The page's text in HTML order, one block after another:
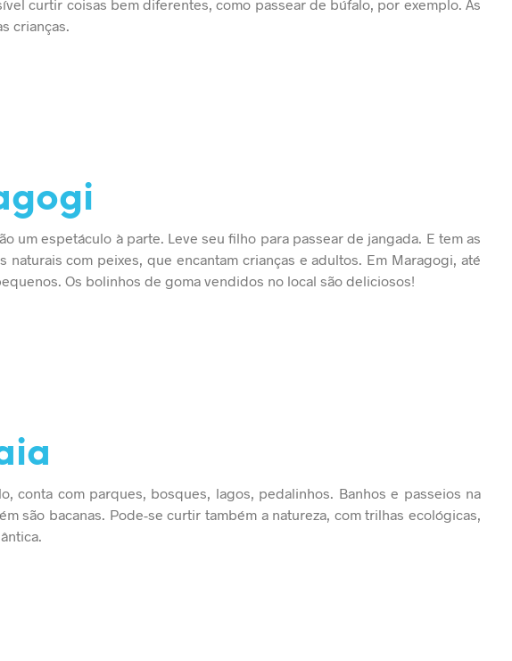
curtir coisas bem diferentes, como passear de búfalo, por exemplo. As
crianças.
um espetáculo à parte. Leve seu filho para passear de jangada. E tem as
naturais com peixes, que encantam crianças e adultos. Em Maragogi, até
Os bolinhos de goma vendidos no local são deliciosos!
conta com parques, bosques, lagos, pedalinhos. Banhos e passeios na
são bacanas. Pode-se curtir também a natureza, com trilhas ecológicas,